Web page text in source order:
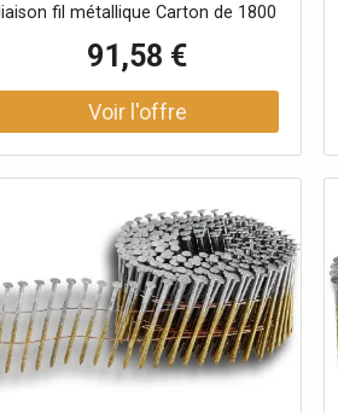
liaison fil métallique Carton de 1800
91,58 €